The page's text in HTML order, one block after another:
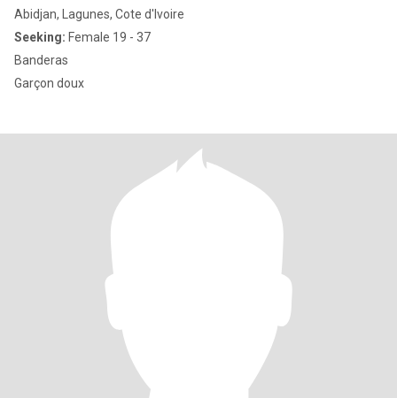
Abidjan, Lagunes, Cote d'Ivoire
Seeking: Female 19 - 37
Banderas
Garçon doux